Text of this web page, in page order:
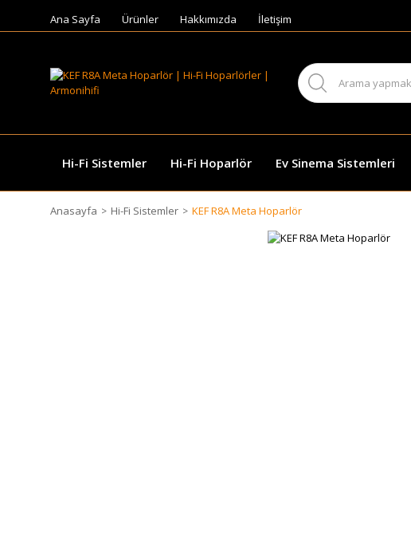
Ana Sayfa Ürünler Hakkımızda İletişim
Hi-Fi Sistemler Hi-Fi Hoparlör Ev Sinema Sistemleri
Anasayfa Hi-Fi Sistemler KEF R8A Meta Hoparlör